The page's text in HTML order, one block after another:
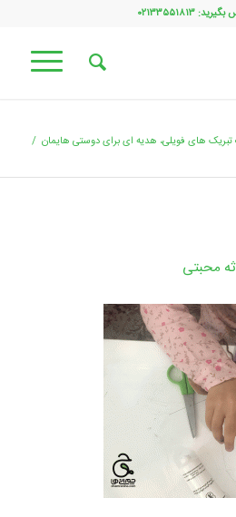
۰۲۱۳۳۵۵۱۸۱۳
تبریک های فویلی، هدیه ای برای دوستی هایمان /
محبتی